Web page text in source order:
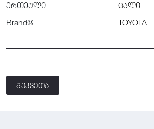
ერთეული
ცალი
Brand@
TOYOTA
შეკვეთა